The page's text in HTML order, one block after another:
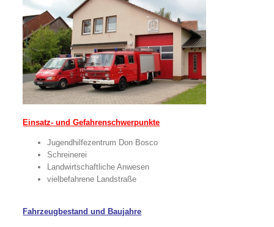
Einsatz- und Gefahrenschwerpunkte
Jugendhilfezentrum Don Bosco
Schreinerei
Landwirtschaftliche Anwesen
vielbefahrene Landstraße
Fahrzeugbestand und Baujahre